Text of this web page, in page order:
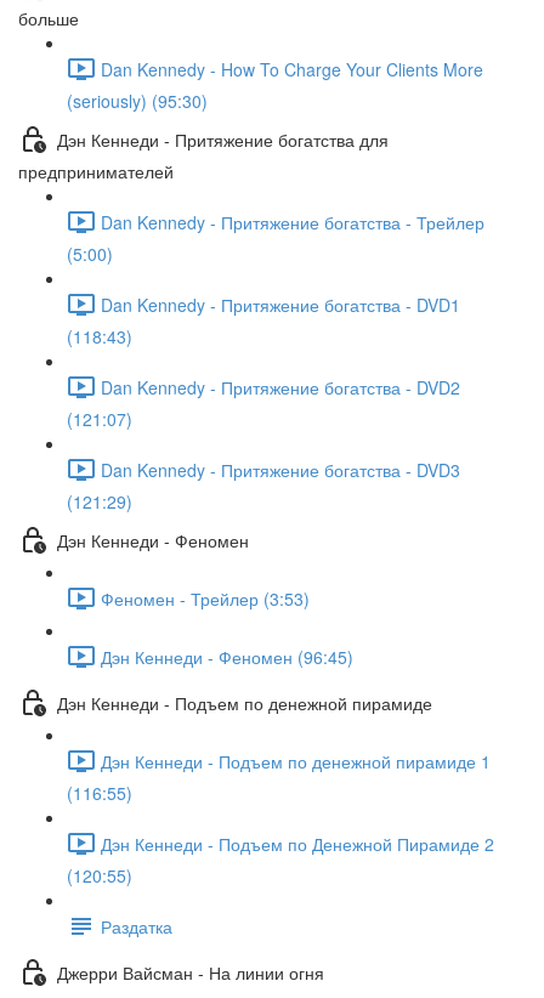
больше
Dan Kennedy - How To Charge Your Clients More
(seriously) (95:30)
Дэн Кеннеди - Притяжение богатства для
предпринимателей
Dan Kennedy - Притяжение богатства - Трейлер
(5:00)
Dan Kennedy - Притяжение богатства - DVD1
(118:43)
Dan Kennedy - Притяжение богатства - DVD2
(121:07)
Dan Kennedy - Притяжение богатства - DVD3
(121:29)
Дэн Кеннеди - Феномен
Феномен - Трейлер (3:53)
Дэн Кеннеди - Феномен (96:45)
Дэн Кеннеди - Подъем по денежной пирамиде
Дэн Кеннеди - Подъем по денежной пирамиде 1
(116:55)
Дэн Кеннеди - Подъем по Денежной Пирамиде 2
(120:55)
Раздатка
Джерри Вайсман - На линии огня